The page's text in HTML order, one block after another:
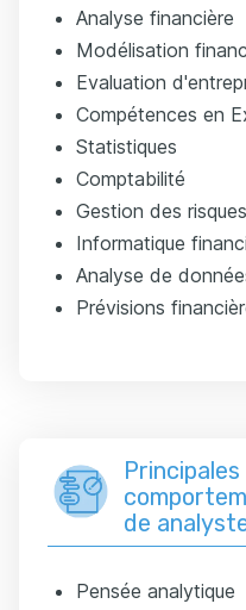
Analyse financière
Modélisation
Evaluation
Compétences en
Statistiques
Comptabilité
Gestion des risques
Informatique
Analyse de
Prévisions
de
Pensée analytique